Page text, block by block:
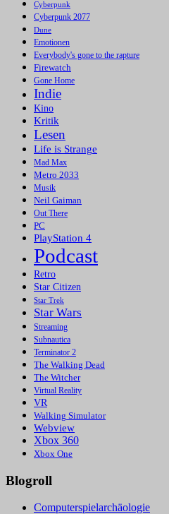
Cyberpunk
Cyberpunk 2077
Dune
Emotionen
Everybody's gone to the rapture
Firewatch
Gone Home
Indie
Kino
Kritik
Lesen
Life is Strange
Mad Max
Metro 2033
Musik
Neil Gaiman
Out There
PC
PlayStation 4
Podcast
Retro
Star Citizen
Star Trek
Star Wars
Streaming
Subnautica
Terminator 2
The Walking Dead
The Witcher
Virtual Reality
VR
Walking Simulator
Webview
Xbox 360
Xbox One
Blogroll
Computerspielarchäologie